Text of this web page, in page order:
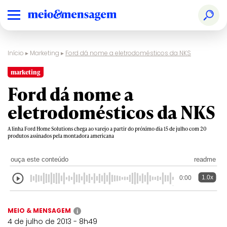
Início ▸ Marketing ▸ Ford dá nome a eletrodomésticos da NKS
marketing
Ford dá nome a
eletrodomésticos da NKS
A linha Ford Home Solutions chega ao varejo a partir do próximo dia 15 de julho com 20
produtos assinados pela montadora americana
ouça este conteúdo readme
0:00 1.0x
MEIO & MENSAGEM i
4 de julho de 2013 - 8h49